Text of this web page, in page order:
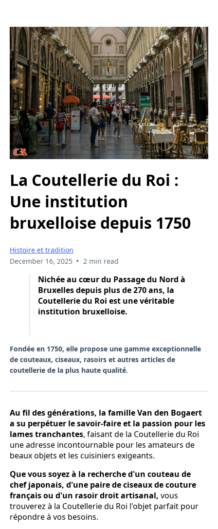
La Coutellerie du Roi :
Une institution
bruxelloise depuis 1750
Histoire et tradition
December 16, 2025 • 2 min read
Nichée au cœur du Passage du Nord à
Bruxelles depuis plus de 270 ans, la
Coutellerie du Roi est une véritable
institution bruxelloise.
Fondée en 1750, elle propose une gamme exceptionnelle
de couteaux, ciseaux, rasoirs et autres articles de
coutellerie de la plus haute qualité.
Au fil des générations, la famille Van den Bogaert
a su perpétuer le savoir-faire et la passion pour les
lames tranchantes, faisant de la Coutellerie du Roi
une adresse incontournable pour les amateurs de
beaux objets et les cuisiniers exigeants.
Que vous soyez à la recherche d'un couteau de
chef japonais, d'une paire de ciseaux de couture
français ou d'un rasoir droit artisanal, vous
trouverez à la Coutellerie du Roi l'objet parfait pour
répondre à vos besoins.